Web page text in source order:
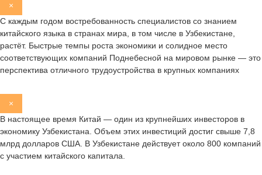
×
С каждым годом востребованность специалистов со знанием
китайского языка в странах мира, в том числе в Узбекистане,
растёт. Быстрые темпы роста экономики и солидное место
соответствующих компаний Поднебесной на мировом рынке — это
перспектива отличного трудоустройства в крупных компаниях
×
В настоящее время Китай — один из крупнейших инвесторов в
экономику Узбекистана. Объем этих инвестиций достиг свыше 7,8
млрд долларов США. В Узбекистане действует около 800 компаний
с участием китайского капитала.